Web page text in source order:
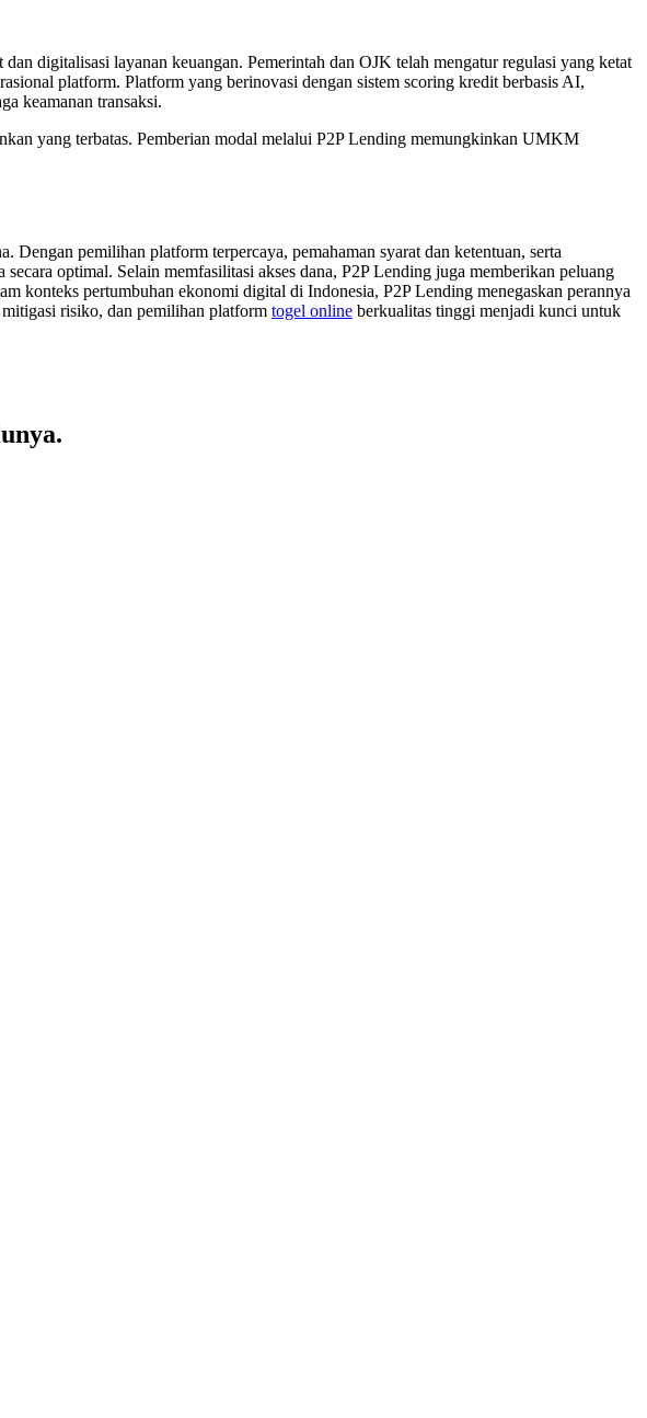
digitalisasi layanan keuangan. Pemerintah dan OJK telah mengatur regulasi yang ketat
platform. Platform yang berinovasi dengan sistem scoring kredit berbasis AI,
keamanan transaksi.
yang terbatas. Pemberian modal melalui P2P Lending memungkinkan UMKM
Dengan pemilihan platform terpercaya, pemahaman syarat dan ketentuan, serta
optimal. Selain memfasilitasi akses dana, P2P Lending juga memberikan peluang
konteks pertumbuhan ekonomi digital di Indonesia, P2P Lending menegaskan perannya
mitigasi risiko, dan pemilihan platform togel online berkualitas tinggi menjadi kunci untuk